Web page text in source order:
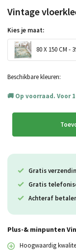
Vintage
Kies je maat:
80 X 150 CM -
Beschikbare kleuren:
Op voorraad. Voor
Gratis
Gratis
Achteraf
Plus-& minpunten
Hoogwaardig